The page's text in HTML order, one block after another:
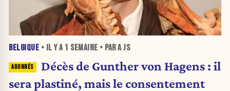
BELGIQUE • IL Y A 1 SEMAINE • PAR A JS
Décès de Gunther von Hagens : il
sera plastiné, mais le consentement